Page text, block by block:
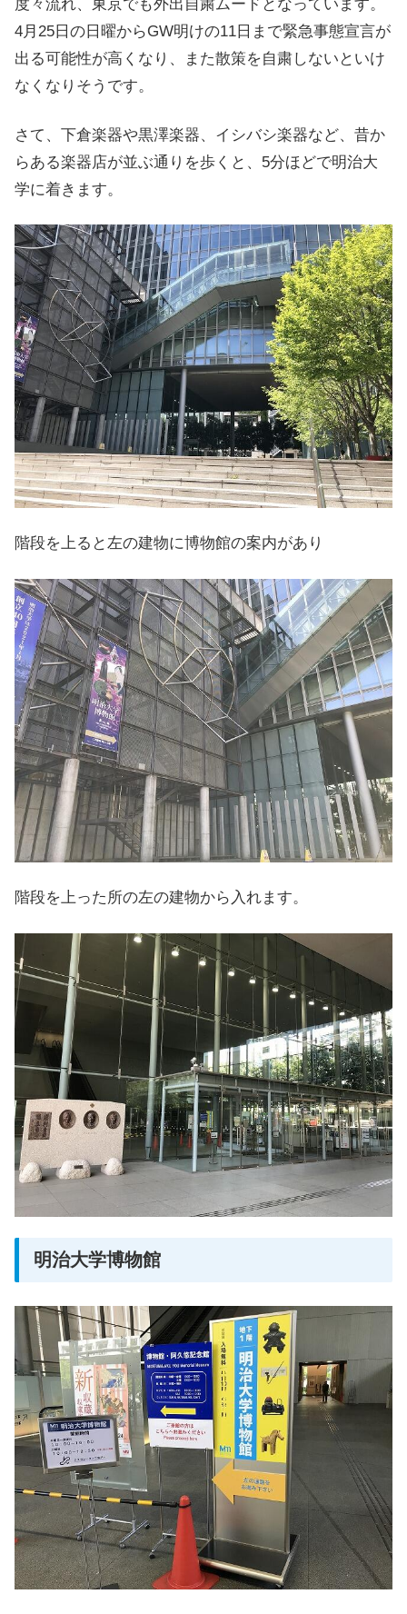
度々流れ、東京でも外出自粛ムードとなっています。
4月25日の日曜からGW明けの11日まで緊急事態宣言が
出る可能性が高くなり、また散策を自粛しないといけ
なくなりそうです。
さて、下倉楽器や黒澤楽器、イシバシ楽器など、昔か
らある楽器店が並ぶ通りを歩くと、5分ほどで明治大
学に着きます。
階段を上ると左の建物に博物館の案内があり
階段を上った所の左の建物から入れます。
明治大学博物館